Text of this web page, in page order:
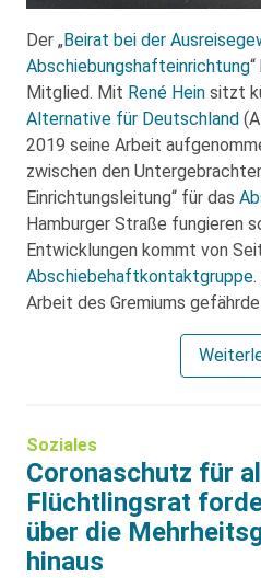
Der „Beirat bei der
Abschiebungshafteinrichtung
Mitglied. Mit René Hein sitzt
Alternative für Deutschland
2019 seine Arbeit
zwischen den
Einrichtungsleitung“ für das
Hamburger Straße fungieren
Entwicklungen kommt von
Abschiebehaftkontaktgruppe
Arbeit des Gremiums
Soziales
Coronaschutz für
Flüchtlingsrat
über die
hinaus